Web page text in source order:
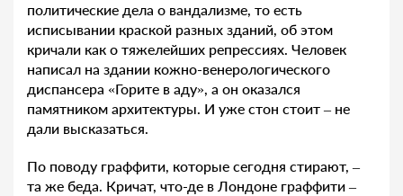
политические дела о вандализме, то есть
исписывании краской разных зданий, об этом
кричали как о тяжелейших репрессиях. Человек
написал на здании кожно-венерологического
диспансера «Горите в аду», а он оказался
памятником архитектуры. И уже стон стоит – не
дали высказаться.
По поводу граффити, которые сегодня стирают, –
та же беда. Кричат, что-де в Лондоне граффити –